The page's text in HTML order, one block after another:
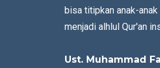
bisa titipkan anak-
menjadi alhlul Qur'an
Ust. Muhammad